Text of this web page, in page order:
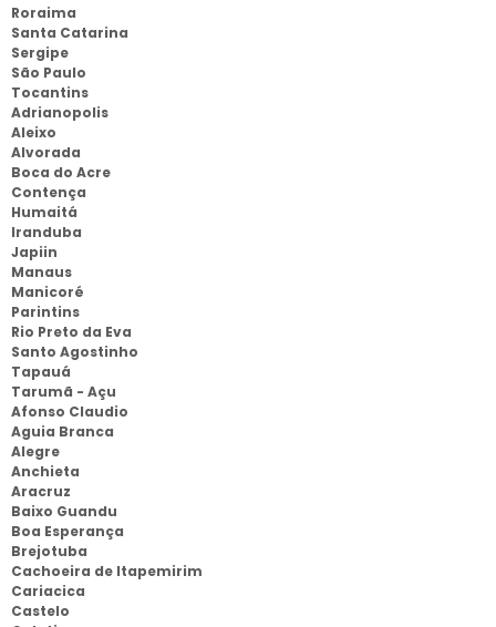
Roraima
Santa Catarina
Sergipe
São Paulo
Tocantins
Adrianopolis
Aleixo
Alvorada
Boca do Acre
Contença
Humaitá
Iranduba
Japiin
Manaus
Manicoré
Parintins
Rio Preto da Eva
Santo Agostinho
Tapauá
Tarumã - Açu
Afonso Claudio
Aguia Branca
Alegre
Anchieta
Aracruz
Baixo Guandu
Boa Esperança
Brejotuba
Cachoeira de Itapemirim
Cariacica
Castelo